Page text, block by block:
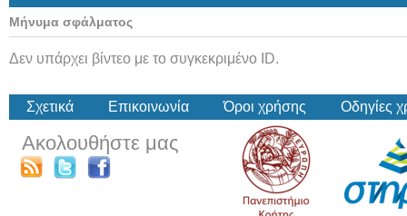
Μήνυμα σφάλματος
Δεν υπάρχει βίντεο με το συγκεκριμένο ID.
Σχετικά Επικοινωνία Όροι χρήσης Οδηγίες
Ακολουθήστε μας